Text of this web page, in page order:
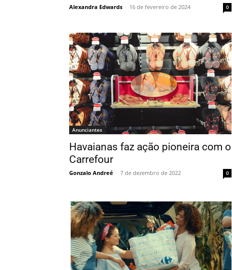
Alexandra Edwards - 16 de fevereiro de 2024 0
Anunciantes
Havaianas faz ação pioneira com o
Carrefour
Gonzalo Andreé - 7 de dezembro de 2022 0